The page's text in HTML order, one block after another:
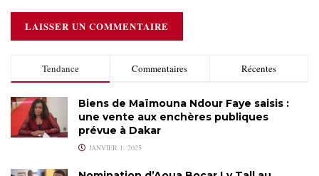
Tendance Commentaires Récentes
Biens de Maïmouna Ndour Faye saisis :
une vente aux enchères publiques
prévue à Dakar
JANVIER 1, 2025